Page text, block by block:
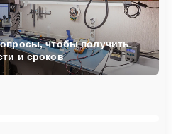
чтобы получить
и сроков